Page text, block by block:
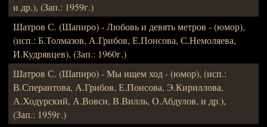
и др.), (Зап.: 1959г.)
Шатров С. (Шапиро) - Любовь и девять метров - (юмор),
(исп.: Б.Толмазов, А.Грибов, Е.Понсова, С.Немоляева,
И.Кудрявцев), (Зап.: 1960г.)
Шатров С. (Шапиро) - Мы ищем ход - (юмор), (исп.:
В.Сперантова, А.Грибов, Е.Понсова, Э.Кириллова,
А.Ходурский, А.Вовси, В.Вилль, О.Абдулов, и др.),
(Зап.: 1959г.)